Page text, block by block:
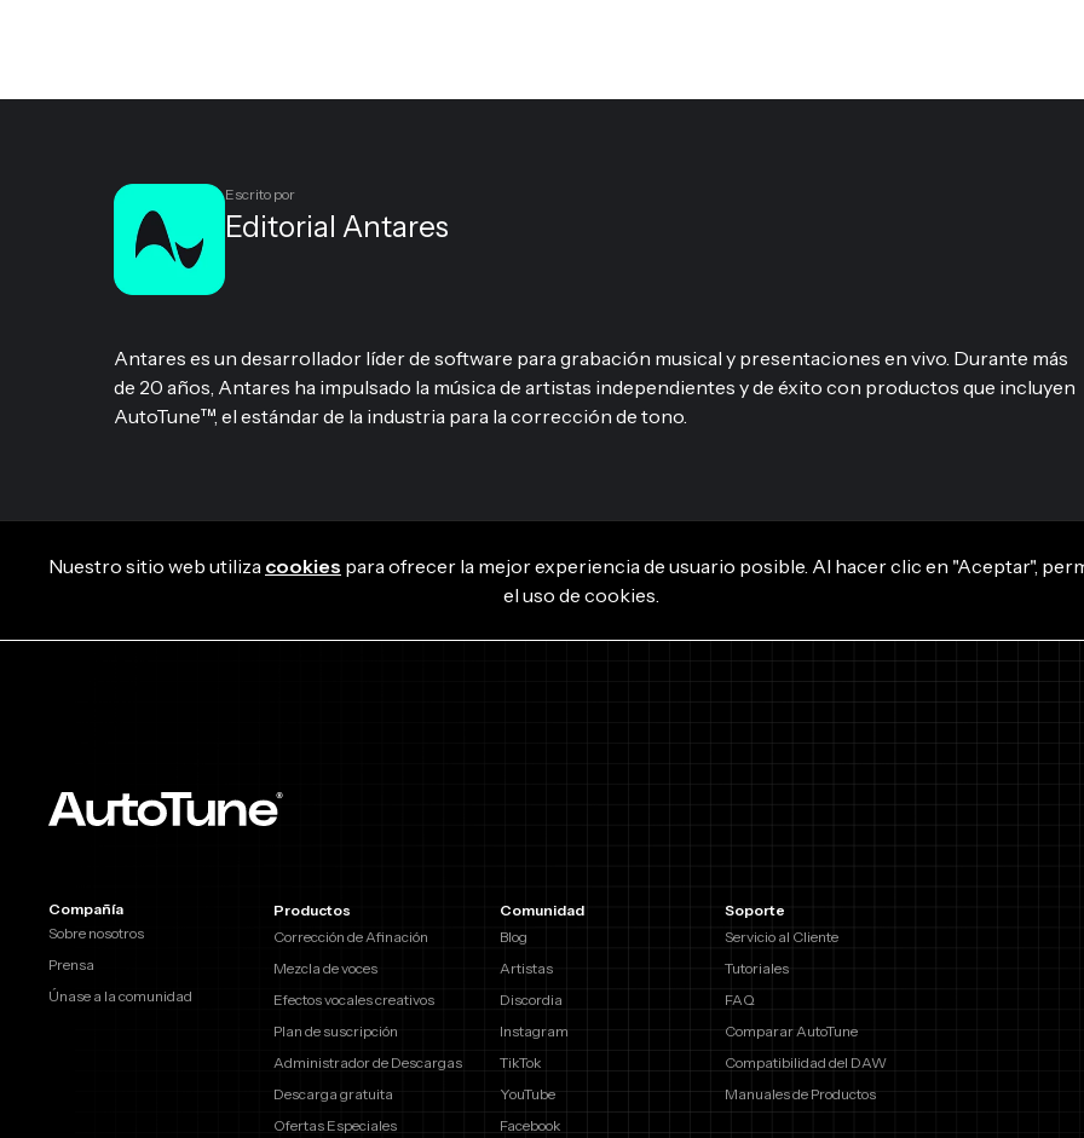
Escrito por
Editorial Antares
Antares es un desarrollador líder de software para grabación musical y presentaciones en vivo. Durante más
de 20 años, Antares ha impulsado la música de artistas independientes y de éxito con productos que incluyen
AutoTune™, el estándar de la industria para la corrección de tono.
Nuestro sitio web utiliza cookies para ofrecer la mejor experiencia de usuario posible. Al hacer clic en "Aceptar",
el uso de cookies.
Compañía
Sobre nosotros
Prensa
Únase a la comunidad
Productos
Corrección de Afinación
Mezcla de voces
Efectos vocales creativos
Plan de suscripción
Administrador de Descargas
Descarga gratuita
Ofertas Especiales
Comunidad
Blog
Artistas
Discordia
Instagram
TikTok
YouTube
Facebook
Soporte
Servicio al Cliente
Tutoriales
FAQ
Comparar AutoTune
Compatibilidad del DAW
Manuales de Productos